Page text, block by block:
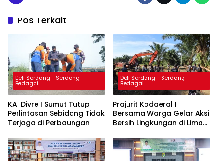
Pos Terkait
Deli Serdang - Serdang
Bedagai
KAI Divre I Sumut Tutup
Perlintasan Sebidang Tidak
Terjaga di Perbaungan
Deli Serdang - Serdang
Bedagai
Prajurit Kodaeral I
Bersama Warga Gelar Aksi
Bersih Lingkungan di Limau